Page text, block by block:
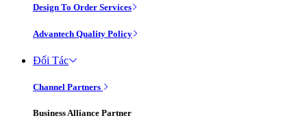
Design To Order Services
Advantech Quality Policy
Đối Tác
Channel Partners
Business Alliance Partner